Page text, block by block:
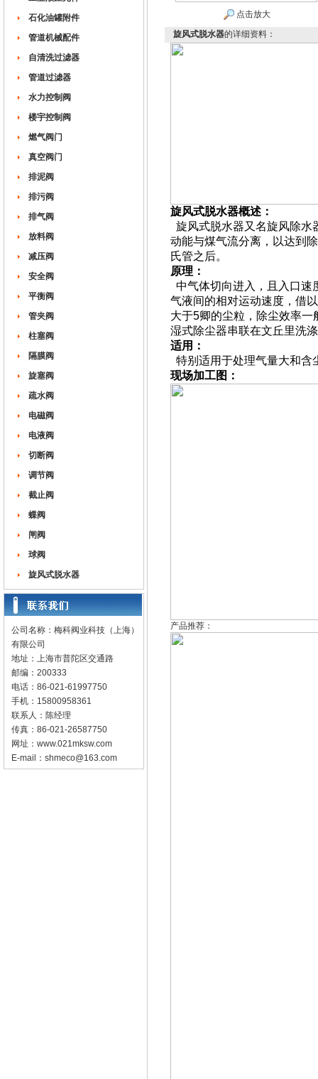
石化油罐附件
管道机械配件
自清洗过滤器
管道过滤器
水力控制阀
楼宇控制阀
燃气阀门
真空阀门
排泥阀
排污阀
排气阀
放料阀
减压阀
安全阀
平衡阀
管夹阀
柱塞阀
隔膜阀
旋塞阀
疏水阀
电磁阀
电液阀
切断阀
调节阀
截止阀
蝶阀
闸阀
球阀
旋风式脱水器
公司名称：梅科阀业科技（上海）
有限公司
地址：上海市普陀区交通路
邮编：200333
电话：86-021-61997750
手机：15800958361
联系人：陈经理
传真：86-021-26587750
网址： www.021mksw.com
E-mail： shmeco@163.com
点击放大
旋风式脱水器的详细资料：
旋风式脱水器概述：
旋风式脱水器又名旋风除水
动能与煤气流分离，以达到
氏管之后。
原理：
中气体切向进入，且入口速
气液间的相对运动速度，借
大于5卿的尘粒，除尘效率
湿式除尘器串联在文丘里洗
适用：
特别适用于处理气量大和含
现场加工图：
产品推荐：